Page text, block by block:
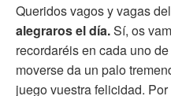
Queridos vagos y vagas
alegraros el día.Sí, os
recordaréis en cada uno
moverse da un palo
juego vuestra felicidad.